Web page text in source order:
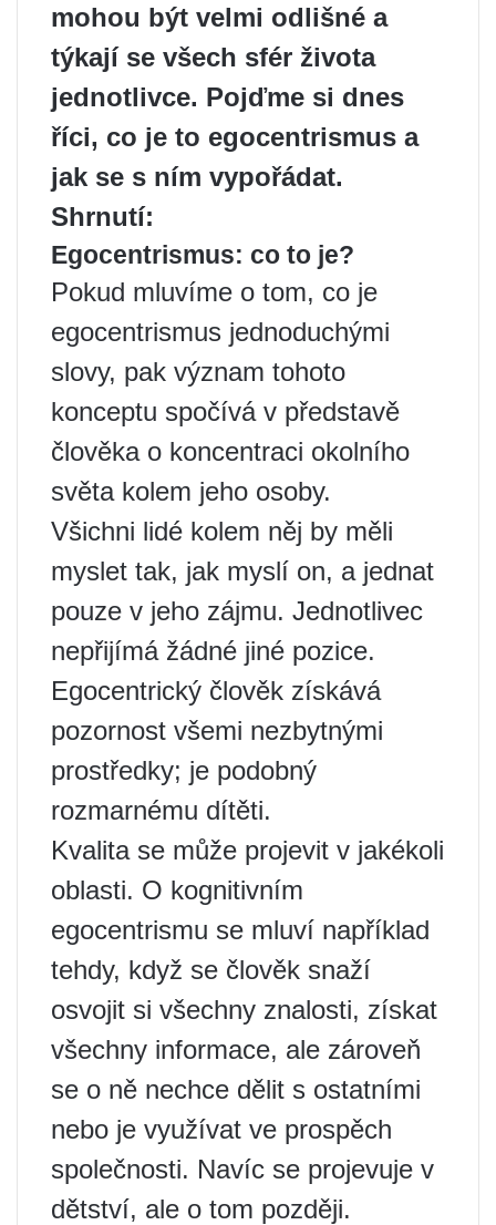
mohou být velmi odlišné a
týkají se všech sfér života
jednotlivce. Pojďme si dnes
říci, co je to egocentrismus a
jak se s ním vypořádat.
Shrnutí:
Egocentrismus: co to je?
Pokud mluvíme o tom, co je
egocentrismus jednoduchými
slovy, pak význam tohoto
konceptu spočívá v představě
člověka o koncentraci okolního
světa kolem jeho osoby.
Všichni lidé kolem něj by měli
myslet tak, jak myslí on, a jednat
pouze v jeho zájmu. Jednotlivec
nepřijímá žádné jiné pozice.
Egocentrický člověk získává
pozornost všemi nezbytnými
prostředky; je podobný
rozmarnému dítěti.
Kvalita se může projevit v jakékoli
oblasti. O kognitivním
egocentrismu se mluví například
tehdy, když se člověk snaží
osvojit si všechny znalosti, získat
všechny informace, ale zároveň
se o ně nechce dělit s ostatními
nebo je využívat ve prospěch
společnosti. Navíc se projevuje v
dětství, ale o tom později.